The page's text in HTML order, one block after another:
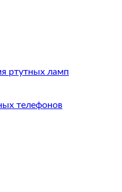
ртутных ламп
телефонов